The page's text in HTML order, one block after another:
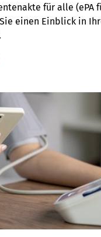
für alle (ePA
einen Einblick in